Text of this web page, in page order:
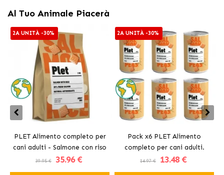
Al Tuo Animale Piacerà
2A UNITÀ -30%
PLET Alimento completo per
cani adulti - Salmone con riso
39.95 € 35.96 €
2A UNITÀ -30%
Pack x6 PLET Alimento
completo per cani adulti.
Salmone con piselli.
14.97 € 13.48 €